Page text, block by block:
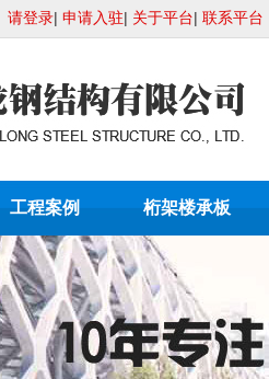
请登录| 申请入驻| 关于平台| 联系平台
工程案例 桁架楼承板